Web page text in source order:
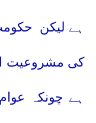
ہے لیکن
کی مشروعیت
ہے چونکہ